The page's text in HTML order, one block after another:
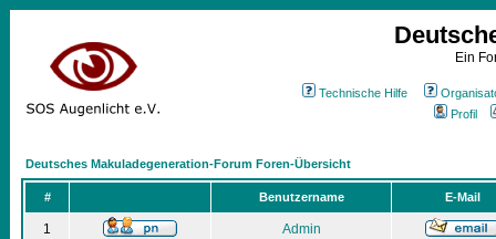
Ein
Technische Hilfe
Profil
Deutsches Makuladegeneration-Forum Foren-Übersicht
# Benutzername E-Mail
1 Admin